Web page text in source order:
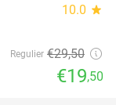
10.0 star
Regulier €29,50
€19,50